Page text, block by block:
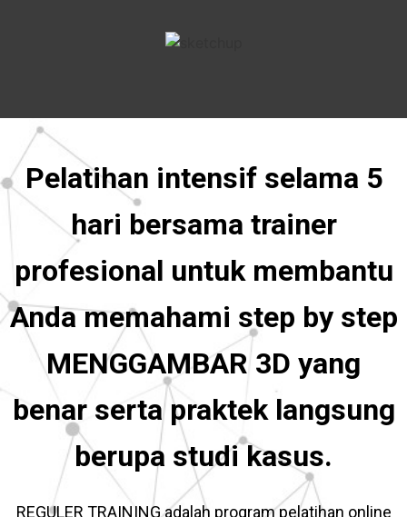
Pelatihan intensif selama 5
hari bersama trainer
profesional untuk membantu
Anda memahami step by step
MENGGAMBAR 3D yang
benar serta praktek langsung
berupa studi kasus.
REGULER TRAINING adalah program pelatihan online